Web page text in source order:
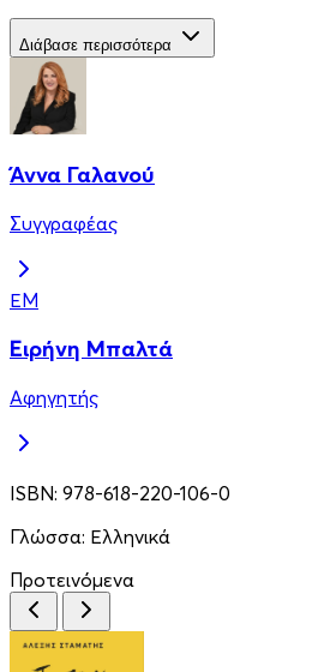
Διάβασε περισσότερα
Άννα Γαλανού
Συγγραφέας
ΕΜ
Ειρήνη Μπαλτά
Αφηγητής
ISBN: 978-618-220-106-0
Γλώσσα: Ελληνικά
Προτεινόμενα